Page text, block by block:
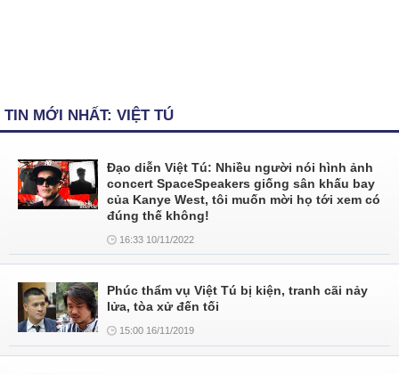
TIN MỚI NHẤT: VIỆT TÚ
Đạo diễn Việt Tú: Nhiều người nói hình ảnh
concert SpaceSpeakers giống sân khấu bay
của Kanye West, tôi muốn mời họ tới xem có
đúng thế không!
16:33 10/11/2022
Phúc thẩm vụ Việt Tú bị kiện, tranh cãi nảy
lửa, tòa xử đến tối
15:00 16/11/2019